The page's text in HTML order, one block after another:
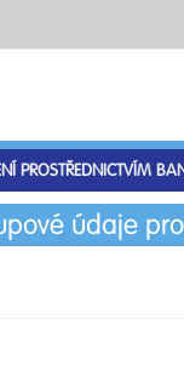
PROSTŘEDNICTVÍM
údaje